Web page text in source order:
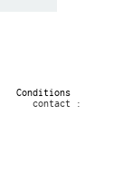
Conditions
contact :